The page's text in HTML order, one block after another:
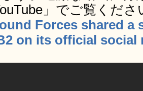
」でご覧くださ
Forces shared a
on its official social